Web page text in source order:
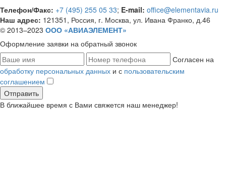
Телефон/Факс: +7 (495) 255 05 33; E-mail: office@elementavia.ru
Наш адрес: 121351, Россия, г. Москва, ул. Ивана Франко, д.46
© 2013–2023 ООО «АВИАЭЛЕМЕНТ»
Оформление заявки на обратный звонок
Согласен на
обработку персональных данных и с пользовательским
соглашением
В ближайшее время с Вами свяжется наш менеджер!